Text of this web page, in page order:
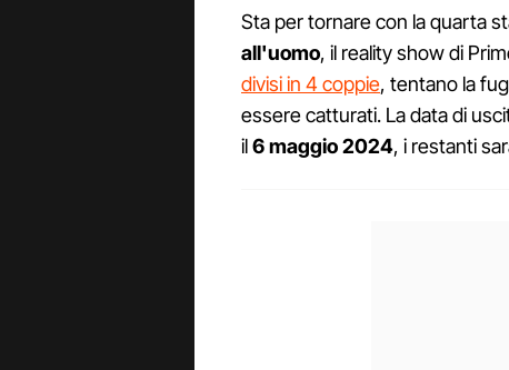
Sta per tornare con la quarta
all'uomo, il reality show di
divisi in 4 coppie, tentano la
essere catturati. La data di
il6 maggio 2024, i restanti